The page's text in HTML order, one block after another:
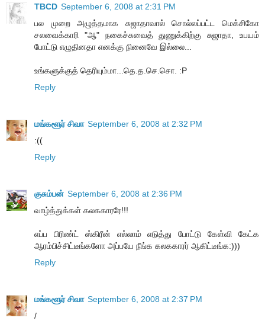
TBCD September 6, 2008 at 2:31 PM
பல முறை அழுத்தமாக சுஜாதாவால் சொல்லப்பட்ட மெக்சிகோ
சலவைக்காரி "ஆ" நகைச்சுவைத் துணுக்கிற்கு சுஜாதா, உபயம்
போட்டு எழுதினதா எனக்கு நினைவே இல்லை...
உங்களுக்குத் தெரியும்மா...தெ.த.செ.சொ. :P
Reply
மங்களூர் சிவா September 6, 2008 at 2:32 PM
:((
Reply
குசும்பன் September 6, 2008 at 2:36 PM
வாழ்த்துக்கள் கலககாரரே!!!
எப்ப பிரிண்ட் ஸ்கிரீன் எல்லாம் எடுத்து போட்டு கேள்வி கேட்க
ஆரம்பிச்சிட்டீங்களோ அப்பயே நீங்க கலககாரர் ஆகிட்டீங்க:)))
Reply
மங்களூர் சிவா September 6, 2008 at 2:37 PM
/